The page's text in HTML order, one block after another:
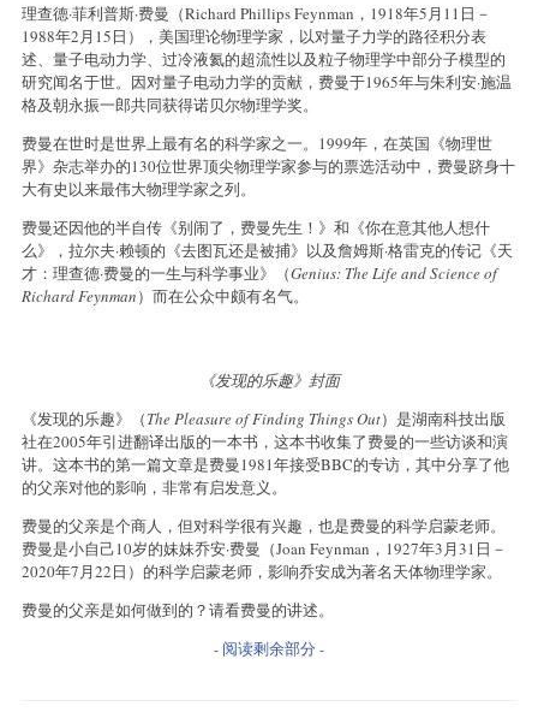
理查德·菲利普斯·费曼（Richard Phillips Feynman，1918年5月11日－
1988年2月15日），美国理论物理学家，以对量子力学的路径积分表
述、量子电动力学、过冷液氦的超流性以及粒子物理学中部分子模型的
研究闻名于世。因对量子电动力学的贡献，费曼于1965年与朱利安·施温
格及朝永振一郎共同获得诺贝尔物理学奖。
费曼在世时是世界上最有名的科学家之一。1999年，在英国《物理世
界》杂志举办的130位世界顶尖物理学家参与的票选活动中，费曼跻身十
大有史以来最伟大物理学家之列。
费曼还因他的半自传《别闹了，费曼先生！》和《你在意其他人想什
么》，拉尔夫·赖顿的《去图瓦还是被捕》以及詹姆斯·格雷克的传记《天
才：理查德·费曼的一生与科学事业》（Genius: The Life and Science of
Richard Feynman）而在公众中颇有名气。
《发现的乐趣》封面
《发现的乐趣》（The Pleasure of Finding Things Out）是湖南科技出版
社在2005年引进翻译出版的一本书，这本书收集了费曼的一些访谈和演
讲。这本书的第一篇文章是费曼1981年接受BBC的专访，其中分享了他
的父亲对他的影响，非常有启发意义。
费曼的父亲是个商人，但对科学很有兴趣，也是费曼的科学启蒙老师。
费曼是小自己10岁的妹妹乔安·费曼（Joan Feynman，1927年3月31日－
2020年7月22日）的科学启蒙老师，影响乔安成为著名天体物理学家。
费曼的父亲是如何做到的？请看费曼的讲述。
- 阅读剩余部分 -